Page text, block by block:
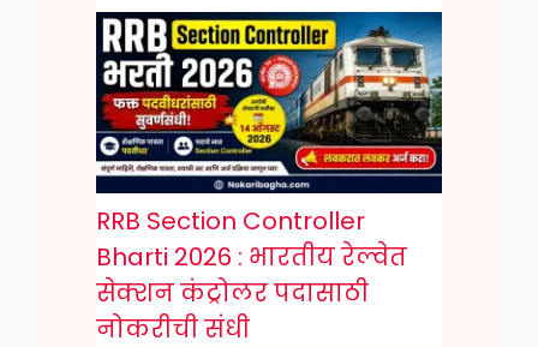
RRB Section Controller
Bharti 2026 : भारतीय रेल्वेत
सेक्शन कंट्रोलर पदासाठी
नोकरीची संधी